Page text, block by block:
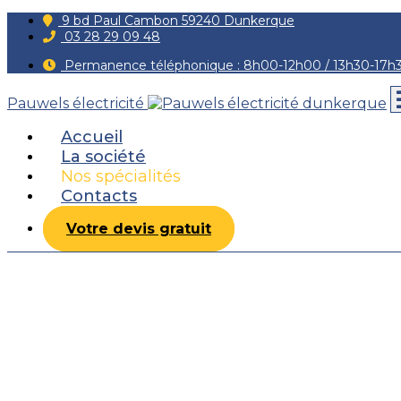
9 bd Paul Cambon 59240 Dunkerque
03 28 29 09 48
Permanence téléphonique : 8h00-12h00 / 13h30-
Pauwels électricité
Accueil
La société
Nos spécialités
Contacts
Votre devis gratuit